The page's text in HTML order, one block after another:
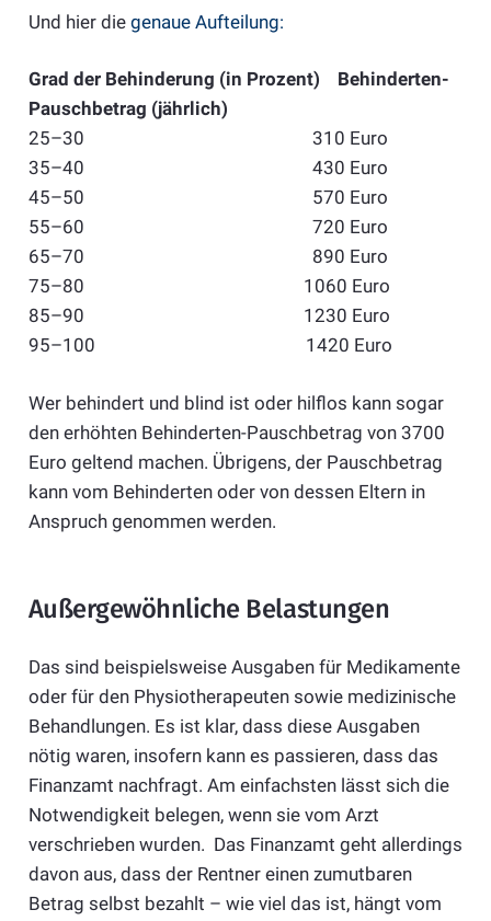
Und hier die genaue Aufteilung:
Grad der Behinderung (in Prozent) Behinderten-
Pauschbetrag (jährlich)
25–30 310 Euro
35–40 430 Euro
45–50 570 Euro
55–60 720 Euro
65–70 890 Euro
75–80 1060 Euro
85–90 1230 Euro
95–100 1420 Euro
Wer behindert und blind ist oder hilflos kann sogar
den erhöhten Behinderten-Pauschbetrag von 3700
Euro geltend machen. Übrigens, der Pauschbetrag
kann vom Behinderten oder von dessen Eltern in
Anspruch genommen werden.
Außergewöhnliche Belastungen
Das sind beispielsweise Ausgaben für Medikamente
oder für den Physiotherapeuten sowie medizinische
Behandlungen. Es ist klar, dass diese Ausgaben
nötig waren, insofern kann es passieren, dass das
Finanzamt nachfragt. Am einfachsten lässt sich die
Notwendigkeit belegen, wenn sie vom Arzt
verschrieben wurden. Das Finanzamt geht allerdings
davon aus, dass der Rentner einen zumutbaren
Betrag selbst bezahlt – wie viel das ist, hängt vom